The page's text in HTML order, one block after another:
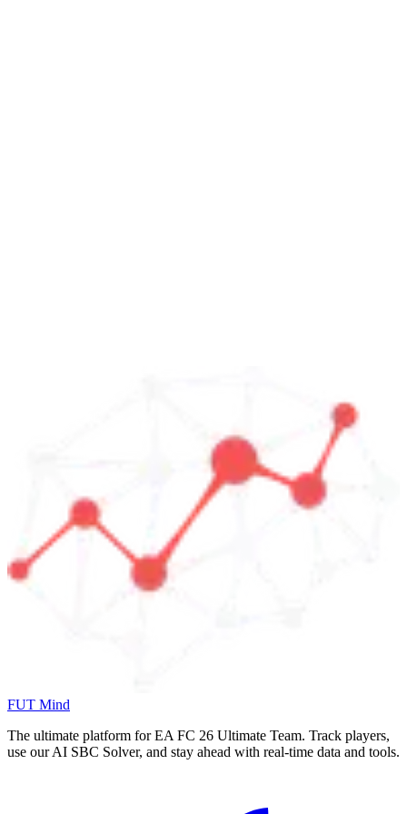
FUT Mind
The ultimate platform for EA FC 26 Ultimate Team. Track players,
use our AI SBC Solver, and stay ahead with real-time data and tools.